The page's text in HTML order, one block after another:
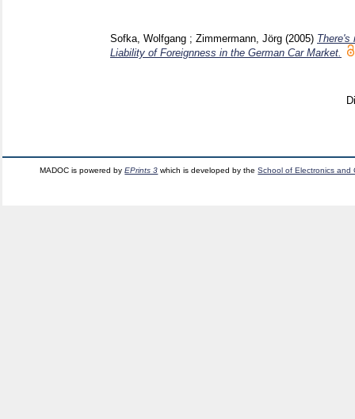
Sofka, Wolfgang ; Zimmermann, Jörg (2005) There's
Liability of Foreignness in the German Car Market.
MADOC is powered byEPrints 3 which is developed by theSchool of Electronics and